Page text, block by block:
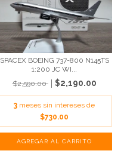
SPACEX BOEING 737-800 N145TS
1:200 JC WI...
$2,590.00
$2,190.00
3 meses sin intereses de
$730.00